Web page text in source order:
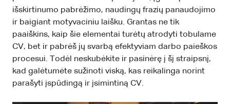
išskirtinumo pabrėžimo, naudingų frazių panaudojimo
ir baigiant motyvaciniu laišku. Grantas ne tik
paaiškins, kaip šie elementai turėtų atrodyti tobulame
CV, bet ir pabrėš jų svarbą efektyviam darbo paieškos
procesui. Todėl neskubėkite ir pasinėrę į šį straipsnį,
kad galėtumėte sužinoti viską, kas reikalinga norint
parašyti įspūdingą ir įsimintiną CV.